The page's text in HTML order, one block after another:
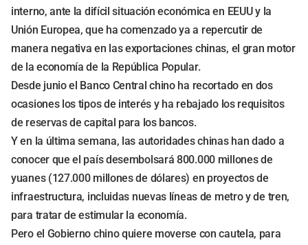
interno, ante la difícil situación económica en EEUU y la
Unión Europea, que ha comenzado ya a repercutir de
manera negativa en las exportaciones chinas, el gran motor
de la economía de la República Popular.
Desde junio el Banco Central chino ha recortado en dos
ocasiones los tipos de interés y ha rebajado los requisitos
de reservas de capital para los bancos.
Y en la última semana, las autoridades chinas han dado a
conocer que el país desembolsará 800.000 millones de
yuanes (127.000 millones de dólares) en proyectos de
infraestructura, incluidas nuevas líneas de metro y de tren,
para tratar de estimular la economía.
Pero el Gobierno chino quiere moverse con cautela, para